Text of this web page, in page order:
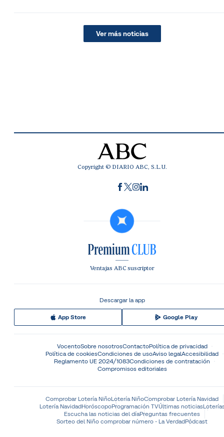
Ver más noticias
Copyright © DIARIO ABC, S.L.U.
Ventajas ABC suscriptor
Descargar la app
App Store Google Play
VocentoSobre nosotrosContactoPolítica de privacidad
Política de cookiesCondiciones de usoAviso legalAccesibilidad
Reglamento UE 2024/1083Condiciones de contratación
Compromisos editoriales
Comprobar Lotería NiñoLotería NiñoComprobar Lotería Navidad
Lotería NavidadHoróscopoProgramación TVÚltimas noticias
Escucha las noticias del díaPreguntas frecuentes
Sorteo del Niño comprobar número - La VerdadPódcast